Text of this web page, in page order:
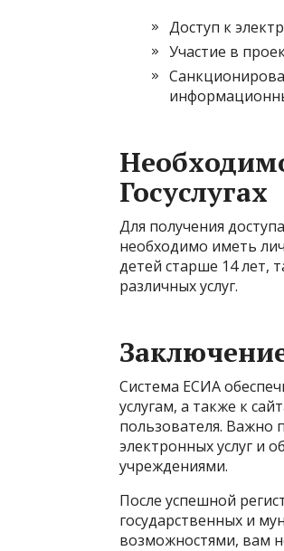
Доступ к
Участие в
Госуслугах
Для получения
необходимо иметь
детей старше 14 лет,
различных услуг.
Система ЕСИА
услугам, а также к
пользователя. Важно
электронных услуг и
учреждениями.
После успешной
государственных и
возможностями, вам